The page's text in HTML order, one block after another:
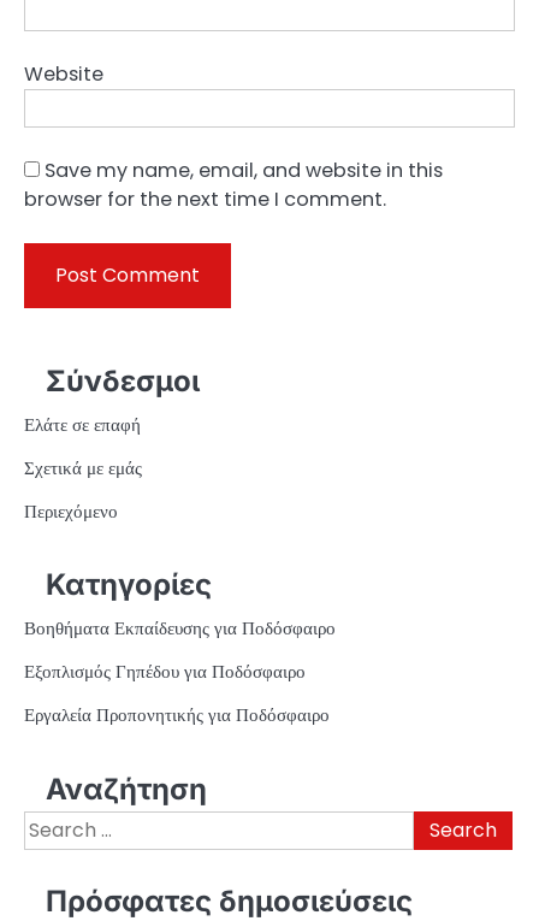
Website
Save my name, email, and website in this
browser for the next time I comment.
Σύνδεσμοι
Ελάτε σε επαφή
Σχετικά με εμάς
Περιεχόμενο
Κατηγορίες
Βοηθήματα Εκπαίδευσης για Ποδόσφαιρο
Εξοπλισμός Γηπέδου για Ποδόσφαιρο
Εργαλεία Προπονητικής για Ποδόσφαιρο
Αναζήτηση
Search
for:
Πρόσφατες δημοσιεύσεις